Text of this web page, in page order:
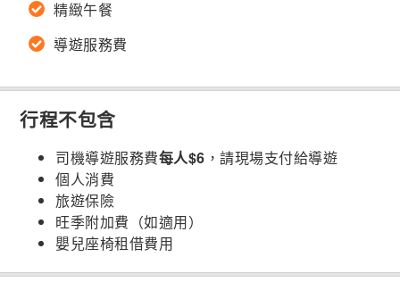
精緻午餐
導遊服務費
行程不包含
司機導遊服務費每人$6 ，請現場支付給導遊
個人消費
旅遊保險
旺季附加費（如適用）
嬰兒座椅租借費用